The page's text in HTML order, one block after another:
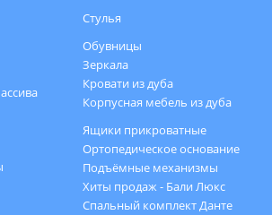
Стулья
Обувницы
Зеркала
Кровати из дуба
Корпусная мебель из дуба
Ящики прикроватные
Ортопедическое основание
Подъёмные механизмы
Хиты продаж - Бали Люкс
Спальный комплект Данте